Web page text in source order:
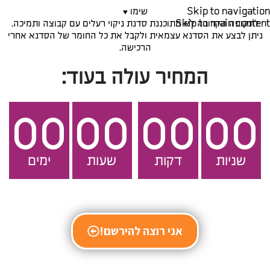
Skip to navigation
Skip to main content
שימו ♥️
לתקופה הקרובה לא מתוכננת סדנת ניקוי רעלים עם קבוצה ותמיכה.
ניתן לבצע את הסדנא עצמאית ולקבל את כל החומר של הסדנא אחרי
הרכישה.
המחיר עולה בעוד:
00
ימים 00
שעות 00
דקות 00
שניות
אני רוצה להירשם!